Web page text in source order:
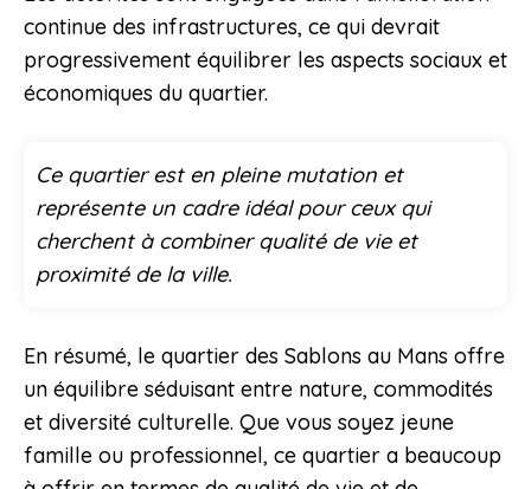
continue des infrastructures, ce qui devrait
progressivement équilibrer les aspects sociaux et
économiques du quartier.
Ce quartier est en pleine mutation et
représente un cadre idéal pour ceux qui
cherchent à combiner qualité de vie et
proximité de la ville.
En résumé, le quartier des Sablons au Mans offre
un équilibre séduisant entre nature, commodités
et diversité culturelle. Que vous soyez jeune
famille ou professionnel, ce quartier a beaucoup